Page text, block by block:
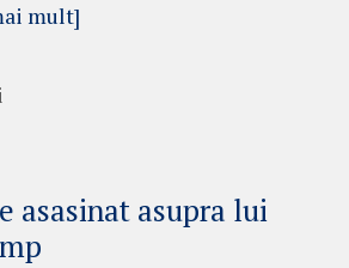
mult]
asasinat asupra lui